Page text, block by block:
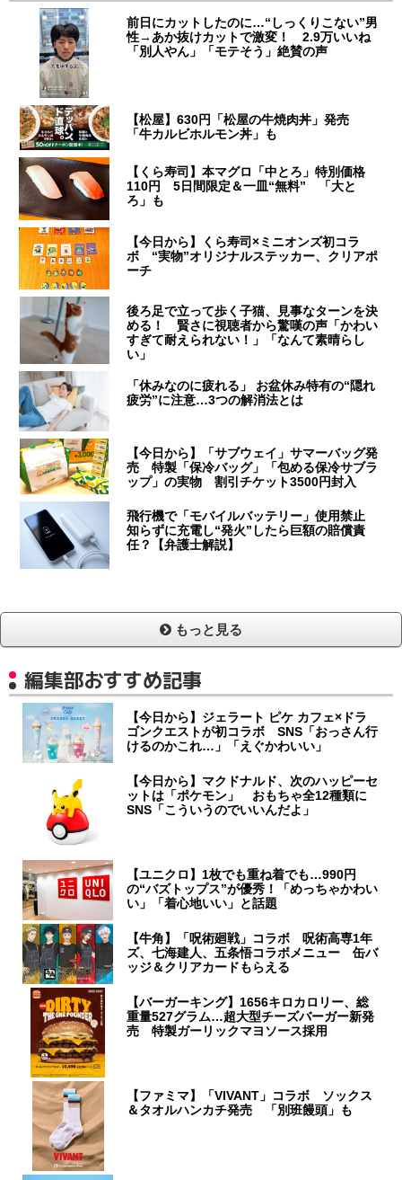
前日にカットしたのに…“しっくりこない”男
性→あか抜けカットで激変！ 2.9万いいね
「別人やん」「モテそう」絶賛の声
【松屋】630円「松屋の牛焼肉丼」発売
「牛カルビホルモン丼」も
【くら寿司】本マグロ「中とろ」特別価格
110円 5日間限定＆一皿“無料” 「大と
ろ」も
【今日から】くら寿司×ミニオンズ初コラ
ボ “実物”オリジナルステッカー、クリアポ
ーチ
後ろ足で立って歩く子猫、見事なターンを決
める！ 賢さに視聴者から驚嘆の声「かわい
すぎて耐えられない！」「なんて素晴らし
い」
「休みなのに疲れる」 お盆休み特有の“隠れ
疲労”に注意…3つの解消法とは
【今日から】「サブウェイ」サマーバッグ発
売 特製「保冷バッグ」「包める保冷サブラ
ップ」の実物 割引チケット3500円封入
飛行機で「モバイルバッテリー」使用禁止
知らずに充電し“発火”したら巨額の賠償責
任？【弁護士解説】
もっと見る
編集部おすすめ記事
【今日から】ジェラート ピケ カフェ×ドラ
ゴンクエストが初コラボ SNS「おっさん行
けるのかこれ…」「えぐかわいい」
【今日から】マクドナルド、次のハッピーセ
ットは「ポケモン」 おもちゃ全12種類に
SNS「こういうのでいいんだよ」
【ユニクロ】1枚でも重ね着でも…990円
の“バズトップス”が優秀！「めっちゃかわい
い」「着心地いい」と話題
【牛角】「呪術廻戦」コラボ 呪術高専1年
ズ、七海建人、五条悟コラボメニュー 缶バ
ッジ＆クリアカードもらえる
【バーガーキング】1656キロカロリー、総
重量527グラム…超大型チーズバーガー新発
売 特製ガーリックマヨソース採用
【ファミマ】「VIVANT」コラボ ソックス
＆タオルハンカチ発売 「別班饅頭」も